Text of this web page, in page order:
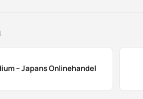
– Japans Onlinehandel